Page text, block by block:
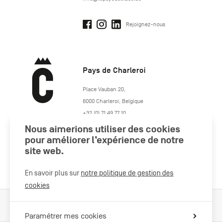
Rejoignez-nous
Pays de Charleroi
https://www.paysdecharleroi.be/
Place Vauban 20,
6000 Charleroi, Belgique
+32 (0) 71 49 77 10
maison.tourisme@charleroi.be
Nous aimerions utiliser des cookies
pour améliorer l’expérience de notre
site web.
En savoir plus sur notre politique de gestion des
cookies
Paramétrer mes cookies